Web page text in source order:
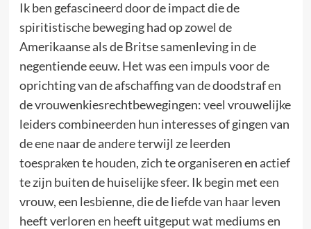
Ik ben gefascineerd door de impact die de
spiritistische beweging had op zowel de
Amerikaanse als de Britse samenleving in de
negentiende eeuw. Het was een impuls voor de
oprichting van de afschaffing van de doodstraf en
de vrouwenkiesrechtbewegingen: veel vrouwelijke
leiders combineerden hun interesses of gingen van
de ene naar de andere terwijl ze leerden
toespraken te houden, zich te organiseren en actief
te zijn buiten de huiselijke sfeer. Ik begin met een
vrouw, een lesbienne, die de liefde van haar leven
heeft verloren en heeft uitgeput wat mediums en